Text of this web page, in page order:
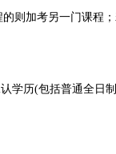
则加考另一门课程
历(包括普通全日